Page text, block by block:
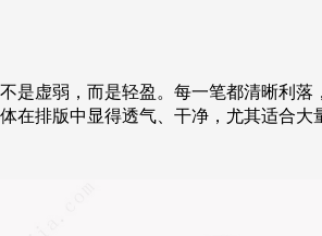
是虚弱，而是轻盈。每一笔都清晰利落
在排版中显得透气、干净，尤其适合大